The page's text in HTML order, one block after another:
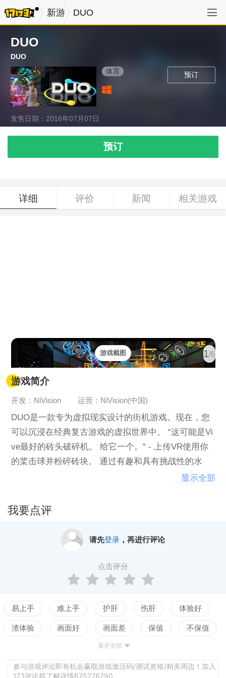
新游 DUO
DUO
DUO
预订
体育
发售日期：2016年07月07日
预订
详细 评价 新闻 相关游戏
1/6
游戏截图
游戏简介
开发：NiVision 运营：NiVision(中国)
DUO是一款专为虚拟现实设计的街机游戏。现在，您
可以沉浸在经典复古游戏的虚拟世界中。 “这可能是Vi
ve最好的砖头破碎机。 给它一个。“ - 上传VR使用你
的桨击球并粉碎砖块。 通过有趣和具有挑战性的水
平。 尽量不要错过这个球，记住时间不多了。 抓住绿
免红色！ 他们会缩小你的盾牌或关掉灯。 你可以玩普
把你的手桨和开始你的乐趣砸90级！
显示全部
我要点评
请先登录，再进行评论
点击评分
易上手 难上手 护肝 伤肝 体验好
渣体验 画面好 画面差 保值 不保值
测试
展开全部
参与游戏评论即有机会赢取游戏激活码/测试资格/精美周边！加入
173评论群了解详情675276290